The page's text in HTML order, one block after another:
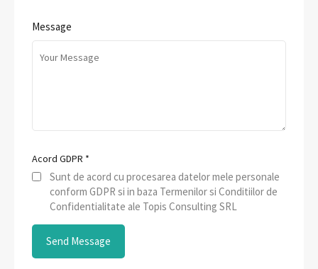
Message
Acord GDPR *
Sunt de acord cu procesarea datelor mele personale
conform GDPR si in baza Termenilor si Conditiilor de
Confidentialitate ale Topis Consulting SRL